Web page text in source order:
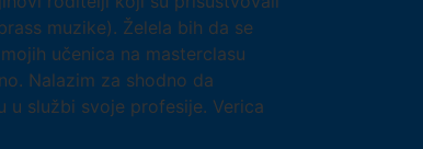
muzike). Želela bih da se
učenica na masterclasu
Nalazim za shodno da
u službi svoje profesije. Verica